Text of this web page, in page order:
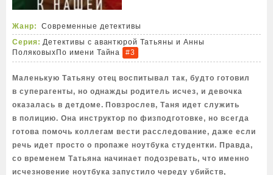
Жанр:
Современные детективы
Серия: Детективы с авантюрой Татьяны и Анны
ПоляковыхПо имени Тайна #3
Маленькую Татьяну отец воспитывал так, будто готовил
в суперагенты, но однажды родитель исчез, и девочка
оказалась в детдоме. Повзрослев, Таня идет служить
в полицию. Она инструктор по физподготовке, но всегда
готова помочь коллегам вести расследование, даже если
речь идет просто о пропаже ноутбука студентки. Правда,
со временем Татьяна начинает подозревать, что именно
исчезновение ноутбука запустило череду убийств,